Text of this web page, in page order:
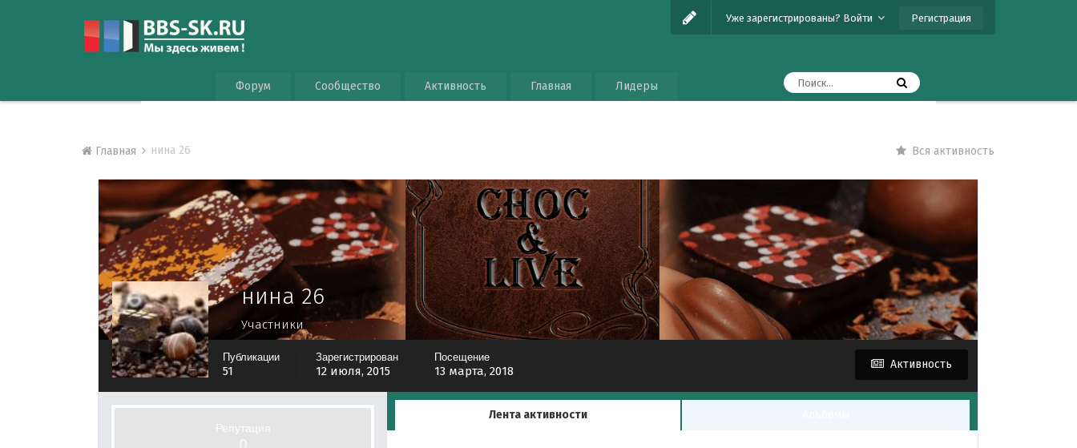
Уже зарегистрированы? Войти Регистрация
Форум Сообщество Активность Главная Лидеры
Вся активность
Главная нина 26
нина 26
Участники
Активность
Публикации
51
Зарегистрирован
12 июля, 2015
Посещение
13 марта, 2018
Репутация
Лента активности